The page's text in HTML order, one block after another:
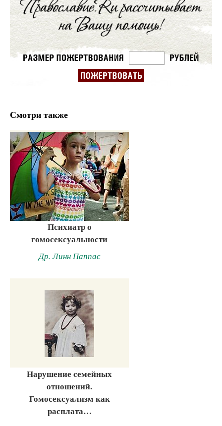
Смотри также
Психиатр о
гомосексуальности
Др. Линн Паппас
Нарушение семейных
отношений.
Гомосексуализм как
расплата…